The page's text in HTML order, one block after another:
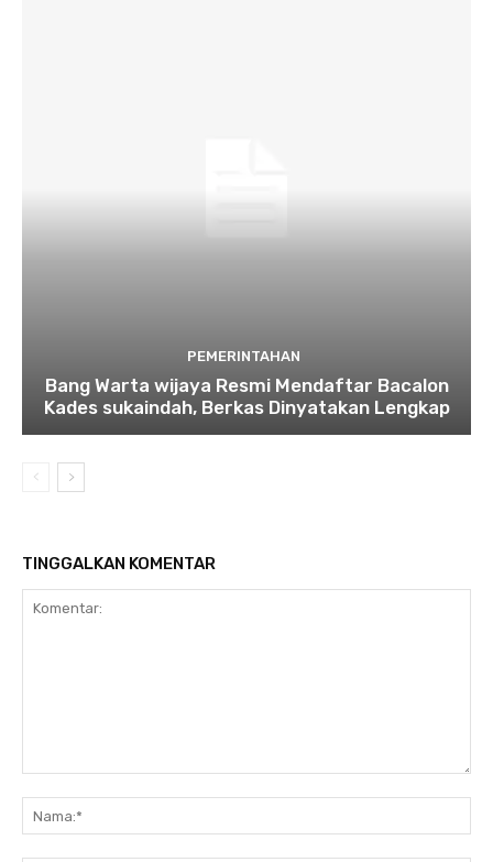
PEMERINTAHAN
Bang Warta wijaya Resmi Mendaftar Bacalon
Kades sukaindah, Berkas Dinyatakan Lengkap
TINGGALKAN KOMENTAR